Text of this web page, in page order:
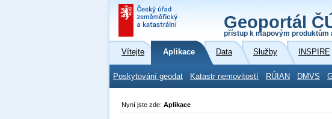
Geoportál
přístup k mapovým produktům
Vítejte Aplikace Data Služby INSPIRE
Poskytování geodat Katastr nemovitostí RÚIAN DMVS
Nyní jste zde: Aplikace